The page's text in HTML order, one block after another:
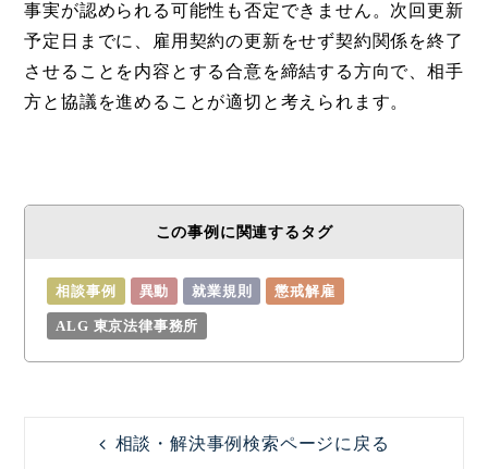
事実が認められる可能性も否定できません。次回更新
予定日までに、雇用契約の更新をせず契約関係を終了
させることを内容とする合意を締結する方向で、相手
方と協議を進めることが適切と考えられます。
この事例に関連するタグ
相談事例 異動 就業規則 懲戒解雇
ALG 東京法律事務所
相談・解決事例検索ページに戻る